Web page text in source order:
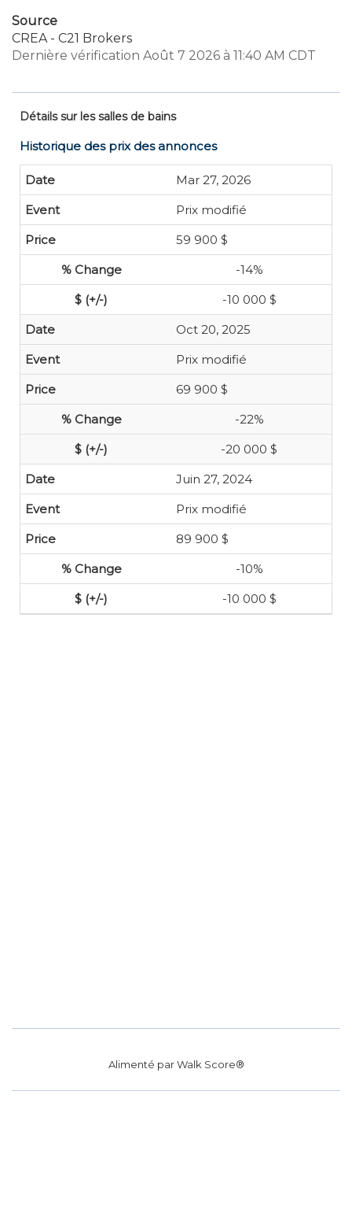
Source
CREA - C21 Brokers
Dernière vérification Août 7 2026 à 11:40 AM CDT
Détails sur les salles de bains
Historique des prix des annonces
Mar 27, 2026
Prix modifié
59 900 $
-14%
-10 000 $
Oct 20, 2025
Prix modifié
69 900 $
-22%
-20 000 $
Juin 27, 2024
Prix modifié
89 900 $
-10%
-10 000 $
Alimenté parWalk Score®